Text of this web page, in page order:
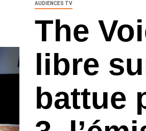
AUDIENCES TV
The
libre
battue